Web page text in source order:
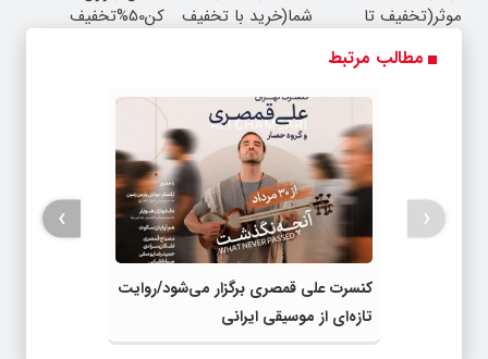
موثر(تخفیف تا
شما(خرید با تخفیف
کن50%تخفیف
مطالب مرتبط
کنسرت علی قمصری برگزار می‌شود/روایت
تازه‌ای از موسیقی ایرانی
‹
›